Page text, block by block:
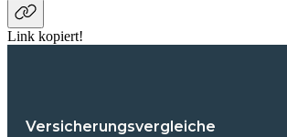
Link kopiert!
Versicherungsvergleiche